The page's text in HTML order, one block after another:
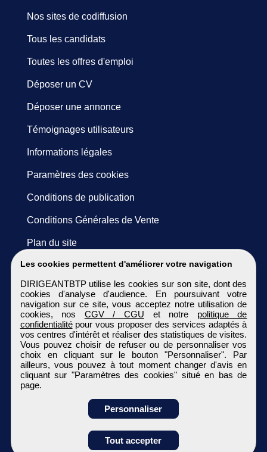
Obtenir ses
Les cookies permettent d'améliorer votre navigation
DIRIGEANTBTP utilise les cookies sur son site, dont des
cookies d'analyse d'audience. En poursuivant votre
navigation sur ce site, vous acceptez notre utilisation de
cookies, nos CGV / CGU et notre politique de
confidentialitépour vous proposer des services adaptés à
vos centres d'intérêt et réaliser des statistiques de visites.
Vous pouvez choisir de refuser ou de personnaliser vos
choix en cliquant sur le bouton "Personnaliser". Par
ailleurs, vous pouvez à tout moment changer d'avis en
cliquant sur "Paramètres des cookies" situé en bas de
page.
Personnaliser
Tout accepter
Nos sites de codiffusion
Tous les candidats
Toutes les offres d'emploi
Déposer un CV
Déposer une annonce
Témoignages utilisateurs
Informations légales
Paramètres des cookies
Conditions de publication
Conditions Générales de Vente
Plan du site